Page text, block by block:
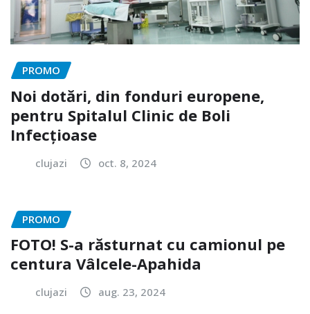
PROMO
Noi dotări, din fonduri europene,
pentru Spitalul Clinic de Boli
Infecțioase
clujazi oct. 8, 2024
PROMO
FOTO! S-a răsturnat cu camionul pe
centura Vâlcele-Apahida
clujazi aug. 23, 2024